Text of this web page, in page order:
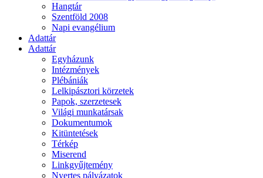
Hangtár
Szentföld 2008
Napi evangélium
Adattár
Adattár
Egyházunk
Intézmények
Plébániák
Lelkipásztori körzetek
Papok, szerzetesek
Világi munkatársak
Dokumentumok
Kitüntetések
Térkép
Miserend
Linkgyűjtemény
Nyertes pályázatok